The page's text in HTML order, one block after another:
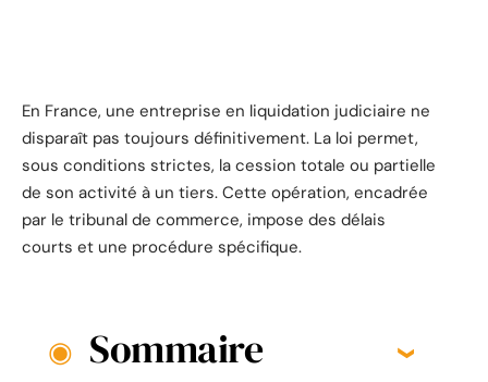
En France, une entreprise en liquidation judiciaire ne
disparaît pas toujours définitivement. La loi permet,
sous conditions strictes, la cession totale ou partielle
de son activité à un tiers. Cette opération, encadrée
par le tribunal de commerce, impose des délais
courts et une procédure spécifique.
Sommaire